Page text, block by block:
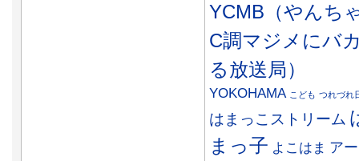
YCMB（やんち
C調マジメにバ
る放送局）
YOKOHAMA こども つれづれ
はまっこストリーム
まっ子 よこはま ア